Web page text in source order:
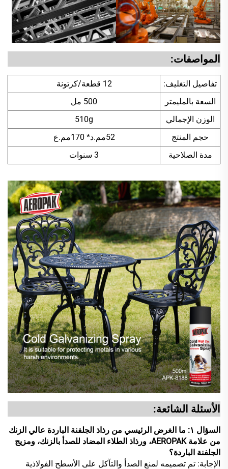
المواصفات:
تفاصيل التغليف:
12 قطعة/كرتونة
السعة بالمليمتر
500 مل
الوزن الإجمالي
510g
حجم المنتج
52مم.د* 170مم.ع
مدة الصلاحية
3 سنوات
الأسئلة الشائعة:
السؤال ١: ما الغرض الرئيسي من رذاذ الجلفنة الباردة عالي الزنك
من علامة AEROPAK، ورذاذ الطلاء المضاد للصدأ بالزنك، ومزيج
الجلفنة الباردة؟
الإجابة: تم تصميمه لمنع الصدأ والتآكل على الأسطح الفولاذية